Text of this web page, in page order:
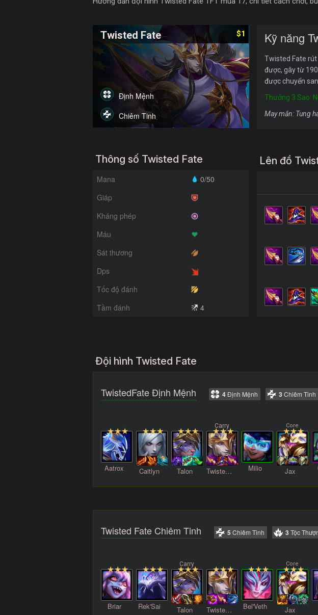
Twisted Fate $1
Định Mệnh
Chiêm Tinh
Thông số Twisted Fate
Mana
0/50
Giáp
Kháng phép
Máu
Sát thương
Dps
Tốc độ đánh
Tầm đánh
4
Kỹ năng
Twisted Fate rút
được, gây từ
được chuyển
Thưởng 3 Sao:
May mắn: Tung
Lên đồ
Đội hình Twisted Fate
TwistedFate Định Mệnh 4Định Mệnh 3 Chiêm Tinh
Aatrox Caitlyn Talon TwistedFate Milio Jax
Twisted Fate Chiêm Tinh 5 Chiêm Tinh 3 Tộc
Briar Rek'Sai Talon TwistedFate Bel'Veth Jax